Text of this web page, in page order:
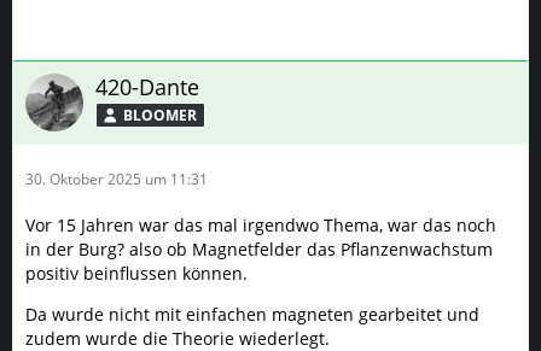
420-Dante
BLOOMER
30. Oktober 2025 um 11:31
Vor 15 Jahren war das mal irgendwo Thema, war das noch
in der Burg? also ob Magnetfelder das Pflanzenwachstum
positiv beinflussen können.
Da wurde nicht mit einfachen magneten gearbeitet und
zudem wurde die Theorie wiederlegt.